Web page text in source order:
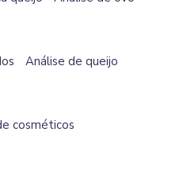
Análise de queijo
cosméticos